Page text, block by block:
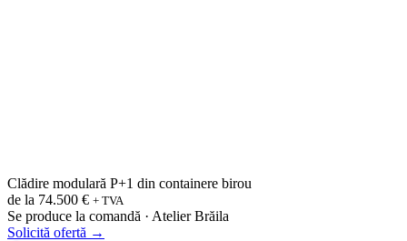
Clădire modulară P+1 din containere birou
de la 74.500 € + TVA
Se produce la comandă · Atelier Brăila
Solicită ofertă →